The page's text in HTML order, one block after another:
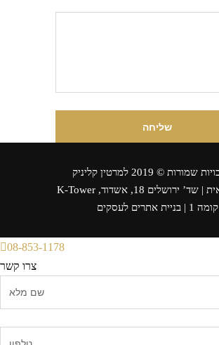
כל הזכויות שמורות © 2019 למרטין קליניק
קוסמטיקאית | שד’ ירושלים 18, אשדוד, K-Tower
קומה 1 |
בניית אתרים לעסקים
08-853-1178
צרו קשר